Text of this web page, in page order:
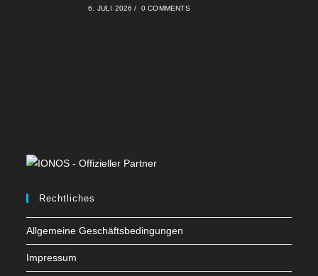
6. JULI 2026 / 0 COMMENTS
Rechtliches
Allgemeine Geschäftsbedingungen
Impressum